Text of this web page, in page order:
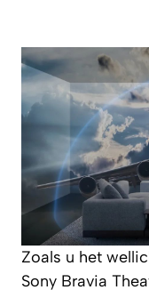
Zoals u het
Sony Bravia